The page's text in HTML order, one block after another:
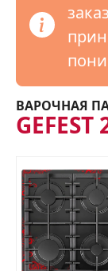
ВАРОЧНАЯ